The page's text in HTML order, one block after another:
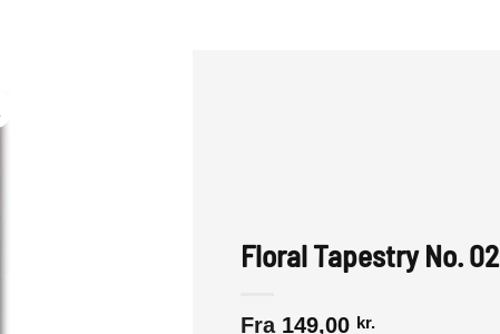
Floral Tapestry No. 02
Fra 149,00 kr.